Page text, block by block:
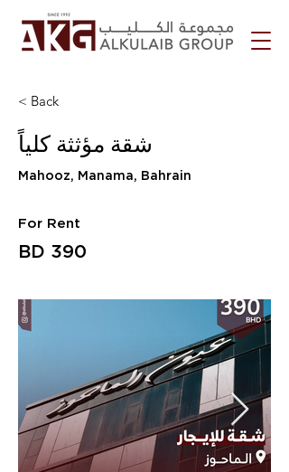
< Back
شقة مؤثثة كلياً
Mahooz, Manama, Bahrain
For Rent
BD 390